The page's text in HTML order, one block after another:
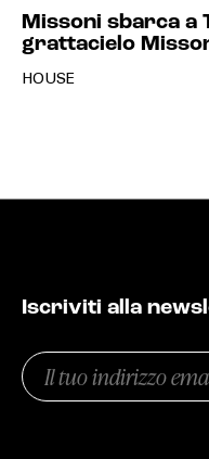
Missoni sbarca a
grattacielo
HOUSE
Iscriviti alla
Email
(Obbligatorio)